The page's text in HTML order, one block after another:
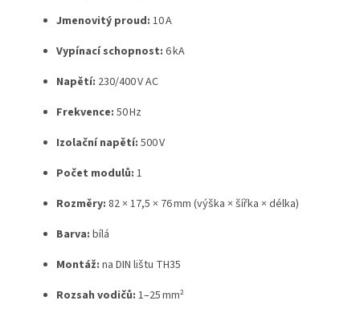
Jmenovitý proud: 10 A
Vypínací schopnost: 6 kA
Napětí: 230/400 V AC
Frekvence: 50 Hz
Izolační napětí: 500 V
Počet modulů: 1
Rozměry: 82 × 17,5 × 76 mm (výška × šířka × délka)
Barva: bílá
Montáž: na DIN lištu TH35
Rozsah vodičů: 1–25 mm²